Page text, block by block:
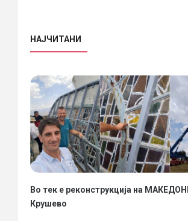
НАЈЧИТАНИ
Во тек е реконструкција на
Крушево